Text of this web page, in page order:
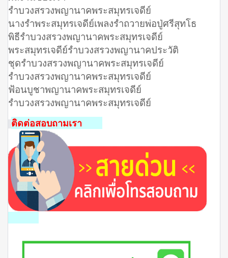
รำบวงสรวงพญานาคพระสมุทรเจดีย์
นางรำพระสมุทรเจดีย์เพลงรําถวายพ่อปู่ศรีสุทโธ
พิธีรำบวงสรวงพญานาคพระสมุทรเจดีย์
พระสมุทรเจดีย์รําบวงสรวงพญานาคประวัติ
ชุดรําบวงสรวงพญานาคพระสมุทรเจดีย์
รําบวงสรวงพญานาคพระสมุทรเจดีย์
ฟ้อนบูชาพญานาคพระสมุทรเจดีย์
รําบวงสรวงพญานาคพระสมุทรเจดีย์
ติดต่อสอบถามเรา